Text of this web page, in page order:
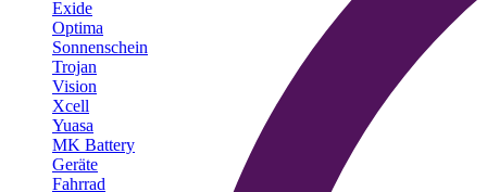
Exide
Optima
Sonnenschein
Trojan
Vision
Xcell
Yuasa
MK Battery
Geräte
Fahrrad